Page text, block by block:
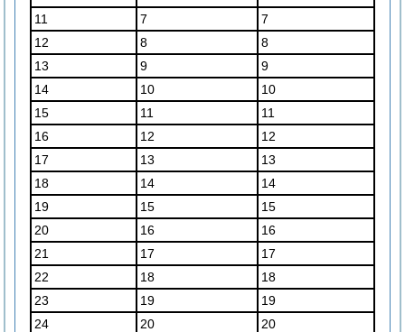
11
7
7
12
8
8
13
9
9
14
10
10
15
11
11
16
12
12
17
13
13
18
14
14
19
15
15
20
16
16
21
17
17
22
18
18
23
19
19
24
20
20